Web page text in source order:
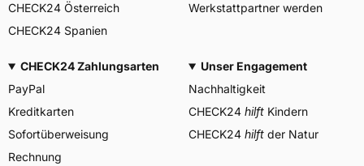
Herstellerkontakt
YOKOHAMA TWS
CHECK24 Österreich
CHECK24 Spanien
Werkstattpartner werden
CHECK24 Zahlungsarten
PayPal
Kreditkarten
Sofortüberweisung
Rechnung
Unser Engagement
Nachhaltigkeit
CHECK24 hilft Kindern
CHECK24 hilft der Natur